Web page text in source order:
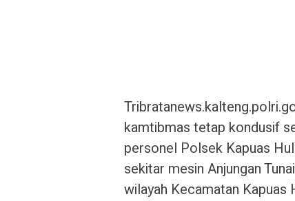
kamtibmas tetap kondusif
personel Polsek Kapuas
sekitar mesin Anjungan
wilayah Kecamatan